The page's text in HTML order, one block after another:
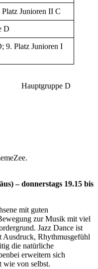
Platz Junioren II C
D
9. Platz Junioren I
– donnerstags 19.15 bis
mit guten
zur Musik mit viel
Jazz Dance ist
Ausdruck, Rhythmusgefühl
die natürliche
erweitern sich
wie von selbst.